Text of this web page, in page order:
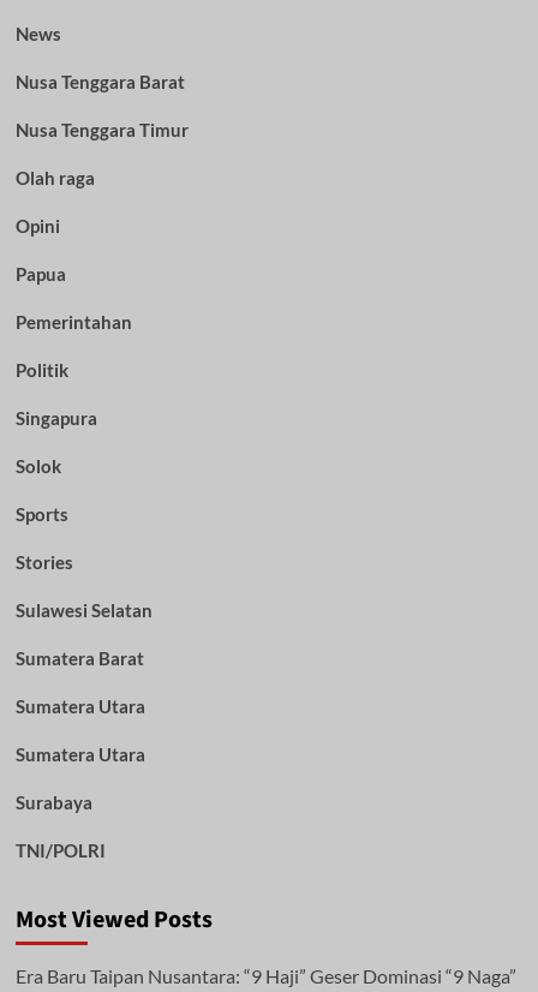
News
Nusa Tenggara Barat
Nusa Tenggara Timur
Olah raga
Opini
Papua
Pemerintahan
Politik
Singapura
Solok
Sports
Stories
Sulawesi Selatan
Sumatera Barat
Sumatera Utara
Sumatera Utara
Surabaya
TNI/POLRI
Most Viewed Posts
Era Baru Taipan Nusantara: “9 Haji” Geser Dominasi “9 Naga”